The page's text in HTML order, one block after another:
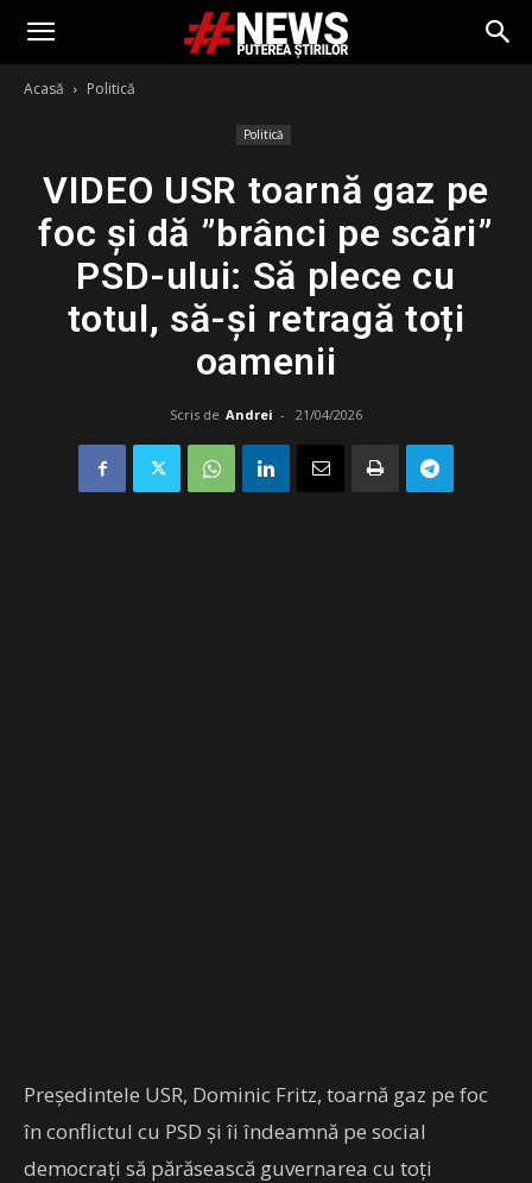
Acasă Politică
Politică
VIDEO USR toarnă gaz pe
foc și dă ”brânci pe scări”
PSD-ului: Să plece cu
totul, să-și retragă toți
oamenii
Scris de Andrei - 21/04/2026
Președintele USR, Dominic Fritz, toarnă gaz pe foc
în conflictul cu PSD și îi îndeamnă pe social
democrați să părăsească guvernarea cu toți